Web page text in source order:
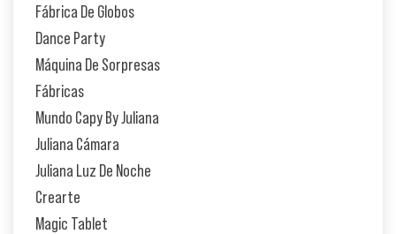
Fábrica De Globos
Dance Party
Máquina De Sorpresas
Fábricas
Mundo Capy By Juliana
Juliana Cámara
Juliana Luz De Noche
Crearte
Magic Tablet